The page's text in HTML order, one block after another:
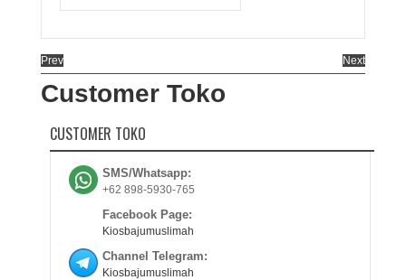
Prev Next
Customer Toko
CUSTOMER TOKO
SMS/Whatsapp:
+62 898-5930-765
Facebook Page:
Kiosbajumuslimah
Channel Telegram:
Kiosbajumuslimah